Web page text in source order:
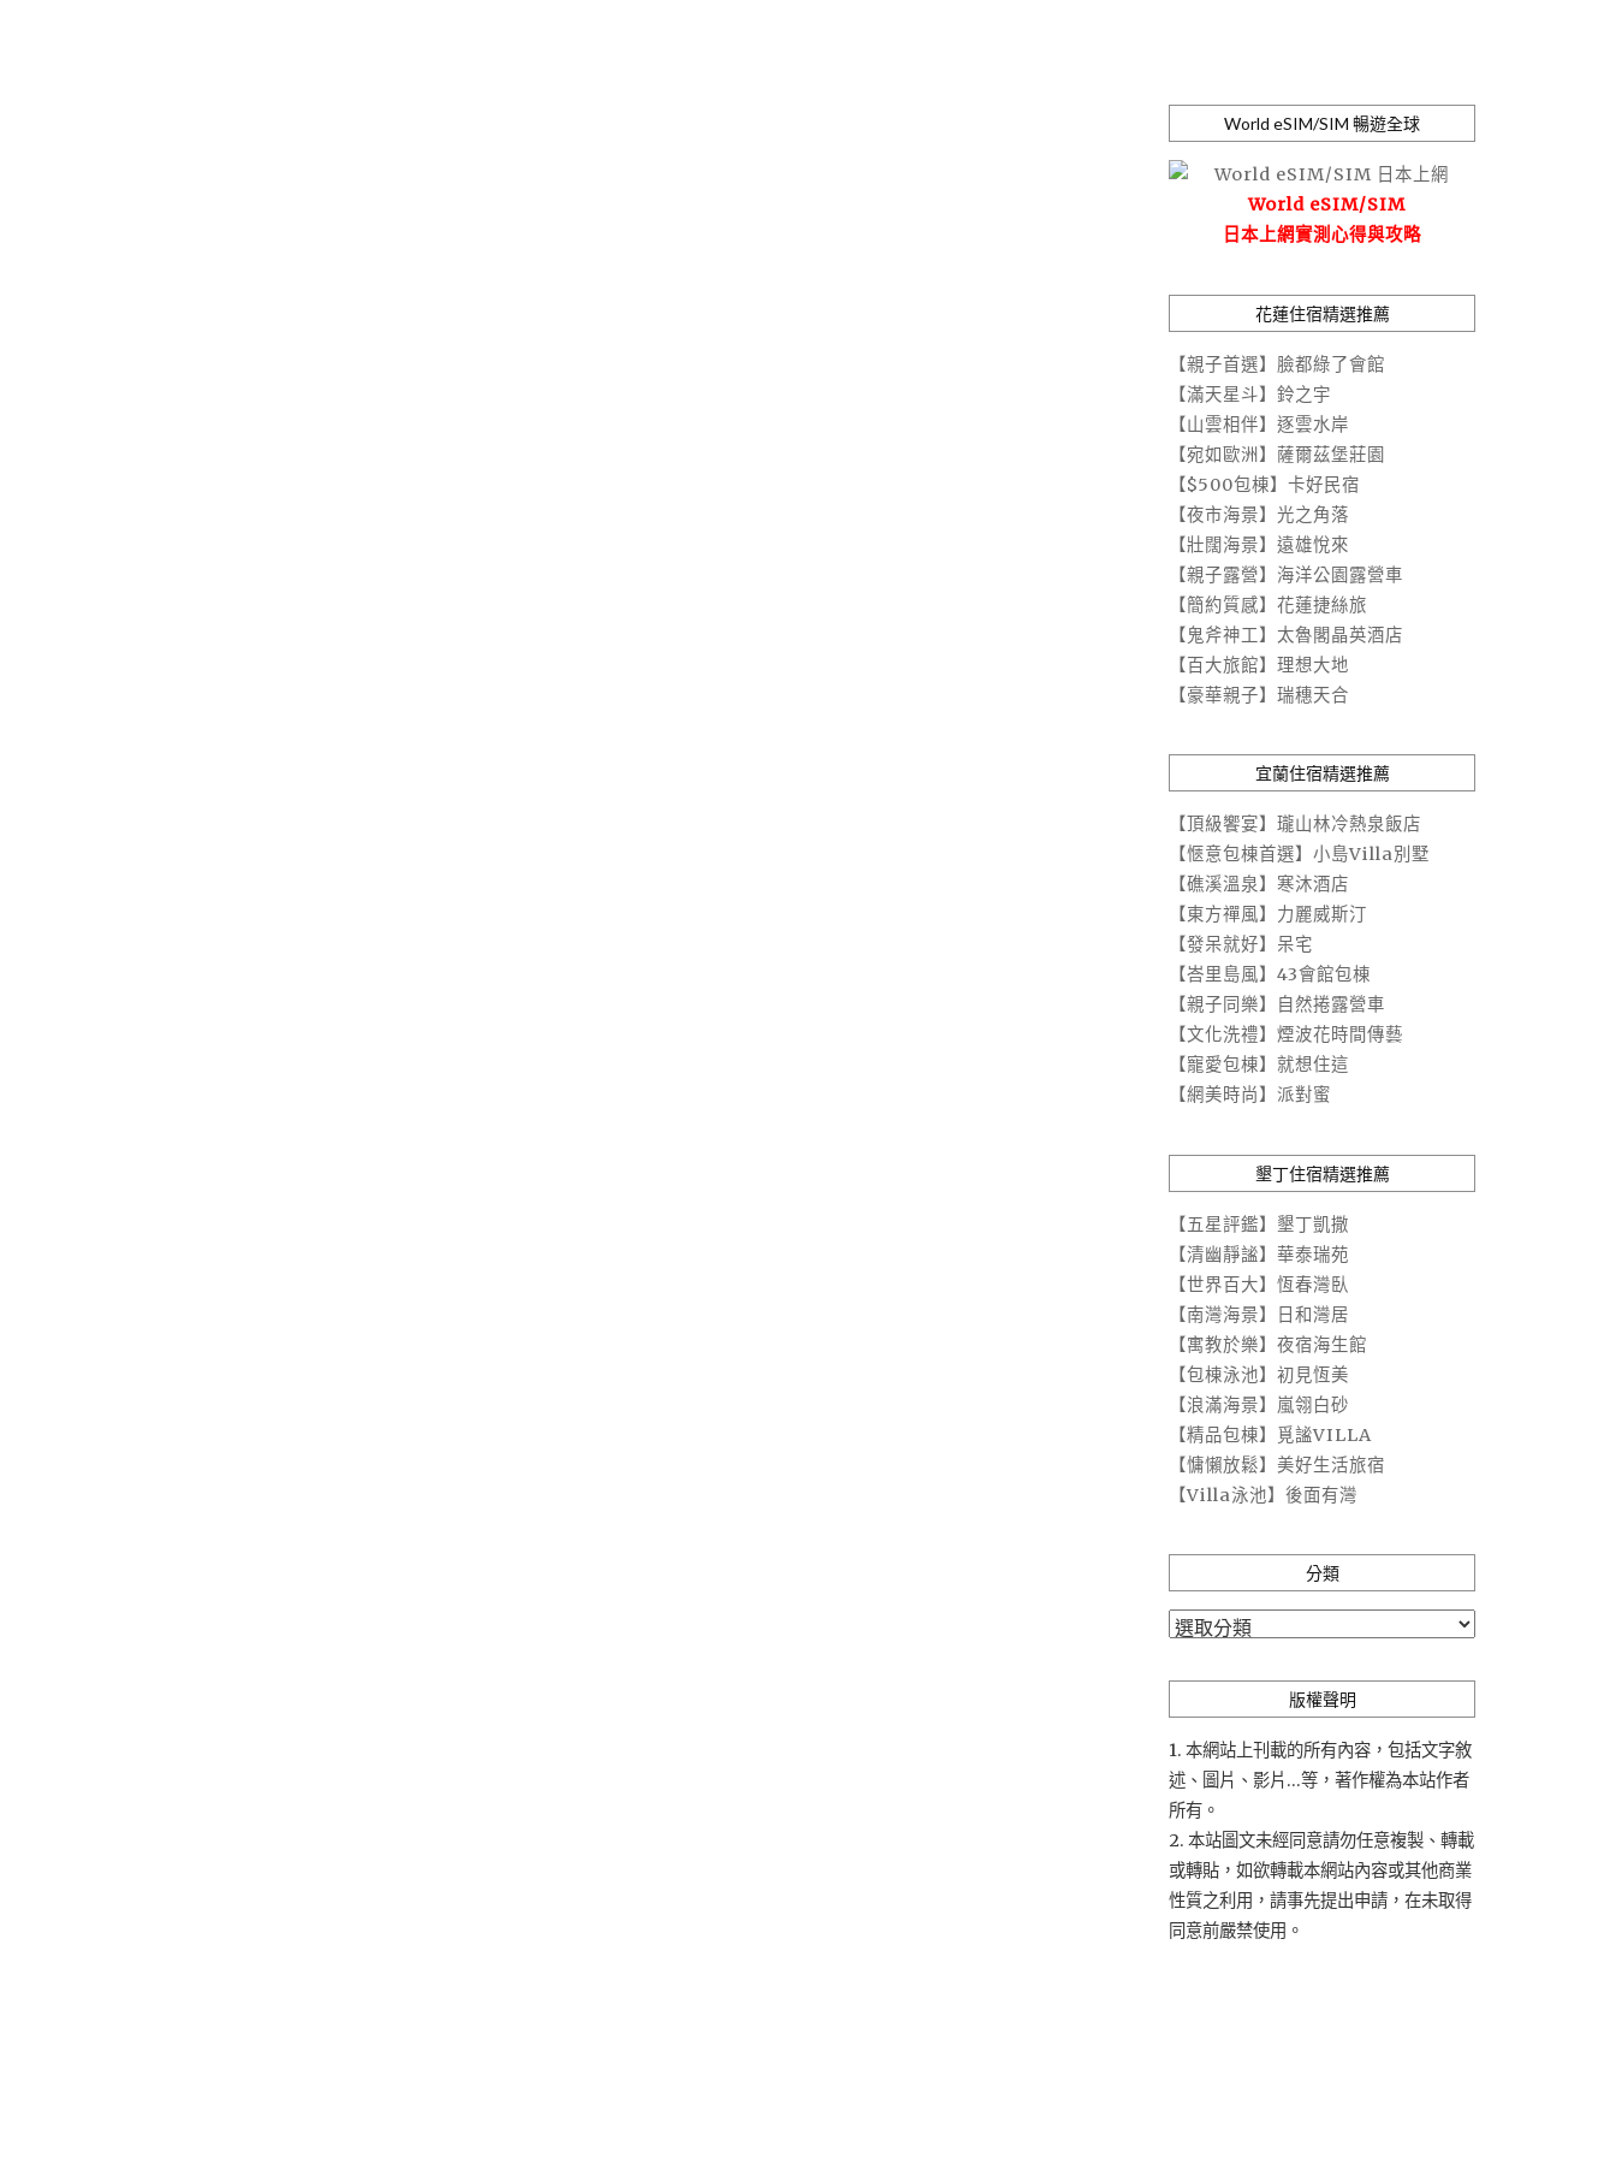
World eSIM/SIM 暢遊全球
World eSIM/SIM
日本上網實測心得與攻略
花蓮住宿精選推薦
【親子首選】臉都綠了會館
【滿天星斗】鈴之宇
【山雲相伴】逐雲水岸
【宛如歐洲】薩爾茲堡莊園
【$500包棟】卡好民宿
【夜市海景】光之角落
【壯闊海景】遠雄悅來
【親子露營】海洋公園露營車
【簡約質感】花蓮捷絲旅
【鬼斧神工】太魯閣晶英酒店
【百大旅館】理想大地
【豪華親子】瑞穗天合
宜蘭住宿精選推薦
【頂級饗宴】瓏山林冷熱泉飯店
【愜意包棟首選】小島Villa別墅
【礁溪溫泉】寒沐酒店
【東方禪風】力麗威斯汀
【發呆就好】呆宅
【峇里島風】43會館包棟
【親子同樂】自然捲露營車
【文化洗禮】煙波花時間傳藝
【寵愛包棟】就想住這
【網美時尚】派對蜜
墾丁住宿精選推薦
【五星評鑑】墾丁凱撒
【清幽靜謐】華泰瑞苑
【世界百大】恆春灣臥
【南灣海景】日和灣居
【寓教於樂】夜宿海生館
【包棟泳池】初見恆美
【浪滿海景】嵐翎白砂
【精品包棟】覓謐VILLA
【慵懶放鬆】美好生活旅宿
【Villa泳池】後面有灣
分類
分
版權聲明
1. 本網站上刊載的所有內容，包括文字敘
述、圖片、影片...等，著作權為本站作者
所有。
2. 本站圖文未經同意請勿任意複製、轉載
或轉貼，如欲轉載本網站內容或其他商業
性質之利用，請事先提出申請，在未取得
同意前嚴禁使用。